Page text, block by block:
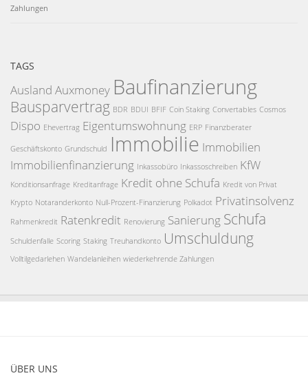
Zahlungen
TAGS
Ausland Auxmoney Baufinanzierung
Bausparvertrag BDR BDUI BFIF Coin Staking Convertables Cosmos
Dispo Ehevertrag Eigentumswohnung ERP Finanzberater
Geschäftskonto Grundschuld Immobilie Immobilien
Immobilienfinanzierung Inkassobüro Inkassoschreiben KfW
Konditionsanfrage Kreditanfrage Kredit ohne Schufa Kredit von Privat
Krypto Notaranderkonto Null-Prozent-Finanzierung Polkadot Privatinsolvenz
Rahmenkredit Ratenkredit Renovierung Sanierung Schufa
Schuldenfalle Scoring Staking Treuhandkonto Umschuldung
Volltilgedarlehen Wandelanleihen wiederkehrende Zahlungen
ÜBER UNS